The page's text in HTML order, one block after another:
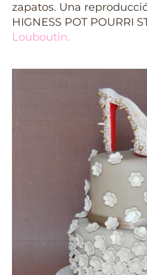
zapatos. Una
HIGNESS POT POURRI
Louboutin.